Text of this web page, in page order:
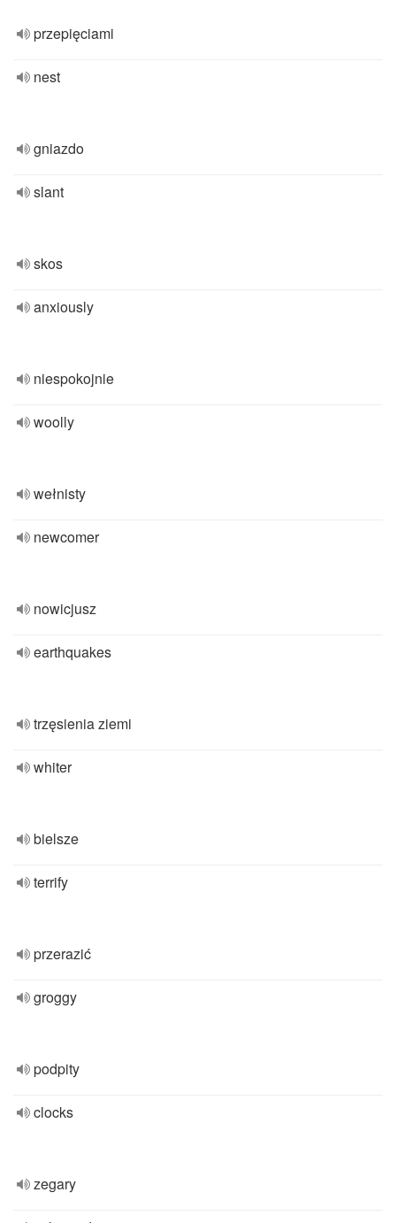
przepięciami
nest
gniazdo
slant
skos
anxiously
niespokojnie
woolly
wełnisty
newcomer
nowicjusz
earthquakes
trzęsienia ziemi
whiter
bielsze
terrify
przerazić
groggy
podpity
clocks
zegary